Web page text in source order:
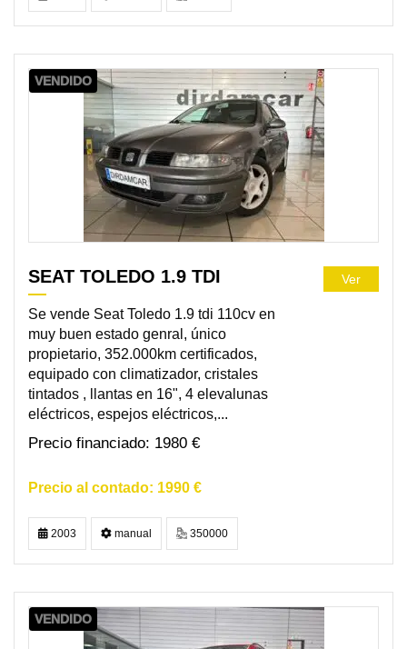
VENDIDO
SEAT TOLEDO 1.9 TDI
Se vende Seat Toledo 1.9 tdi 110cv en
muy buen estado genral, único
propietario, 352.000km certificados,
equipado con climatizador, cristales
tintados , llantas en 16", 4 elevalunas
eléctricos, espejos eléctricos,...
1980 €
1990 €
Ver
2003 manual 350000
VENDIDO